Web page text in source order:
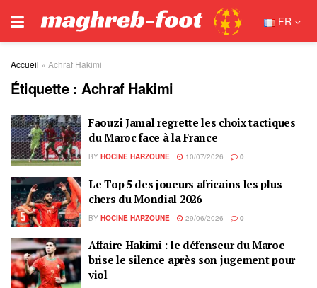
FR
Accueil » Achraf Hakimi
Étiquette :Achraf Hakimi
Faouzi Jamal regrette les choix tactiques
du Maroc face à la France
BY HOCINE HARZOUNE 10/07/2026 0
Le Top 5 des joueurs africains les plus
chers du Mondial 2026
BY HOCINE HARZOUNE 29/06/2026 0
Affaire Hakimi : le défenseur du Maroc
brise le silence après son jugement pour
viol